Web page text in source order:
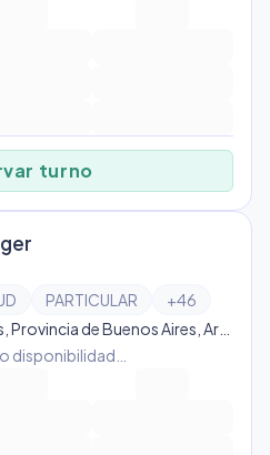
turno
PARTICULAR +46
disponibilidad…